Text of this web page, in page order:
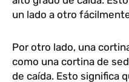
un lado a otro
Por otro lado, una
como una cortina de
de caída. Esto significa